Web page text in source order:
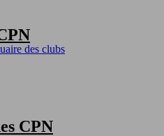
des clubs
CPN